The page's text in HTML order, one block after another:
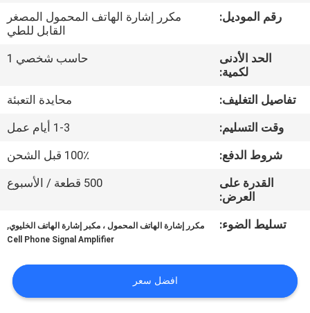
جولة
المعمل
رقابة
جودة
اتصل
أخبار
رقم الموديل:
مكرر إشارة الهاتف المحمول المصغر
القابل للطي
الحد الأدنى
لكمية:
حاسب شخصي 1
تفاصيل التغليف:
محايدة التعبئة
وقت التسليم:
1-3 أيام عمل
شروط الدفع:
100٪ قبل الشحن
القدرة على
العرض:
500 قطعة / الأسبوع
تسليط الضوء: مكرر إشارة الهاتف المحمول ، مكبر إشارة الهاتف الخليوي,
Cell Phone Signal Amplifier
افضل سعر